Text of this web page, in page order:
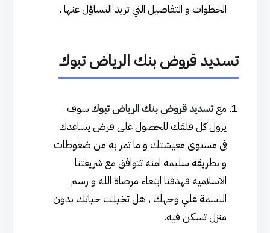
الخطوات و التفاصيل التي تريد التساؤل عنها .
تسديد قروض بنك الرياض تبوك
معتسديد قروض بنك الرياض تبوك سوف
يزول كل قلقك للحصول على قرض يساعدك
فى مستوى معيشتك و ما تمر به من ضغوطات
و بطريقه سليمه امنه تتوافق مع شريعتنا
الاسلاميه فهدفنا ابتغاء مرضاة الله و رسم
البسمة علي وجهك , هل تخيلت حياتك بدون
منزل تسكن فيه.